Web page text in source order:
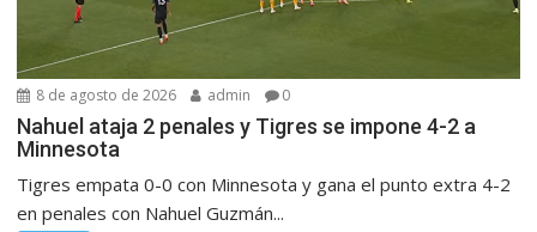
8 de agosto de 2026 admin 0
Nahuel ataja 2 penales y Tigres se impone 4-2 a
Minnesota
Tigres empata 0-0 con Minnesota y gana el punto extra 4-2
en penales con Nahuel Guzmán...